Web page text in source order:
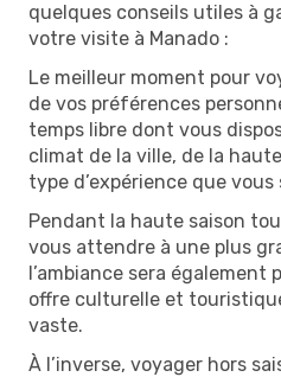
quelques conseils utiles à
votre visite à Manado :
Le meilleur moment pour
de vos préférences
temps libre dont vous
climat de la ville, de la
type d’expérience que
Pendant la haute saison
vous attendre à une plus
l’ambiance sera également
offre culturelle et
vaste.
À l’inverse, voyager hors